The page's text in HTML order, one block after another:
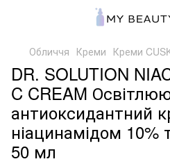
Обличчя Креми Креми
DR. SOLUTION
C CREAM
антиоксидантний
ніацинамідом 10%
50 мл